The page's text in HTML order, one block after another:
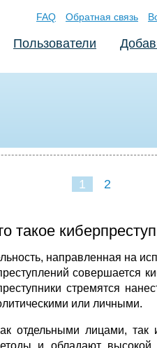
FAQ Обратная связь
Пользователи
1 2
такое
направленная на
совершается
стремятся
или личными.
отдельными лицами,
и обладают высокой